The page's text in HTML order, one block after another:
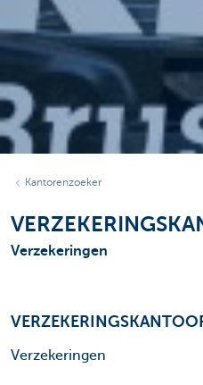
Kantorenzoeker
Verzekeringen
Verzekeringen